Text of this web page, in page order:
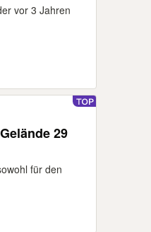
vor 3 Jahren
29
für den